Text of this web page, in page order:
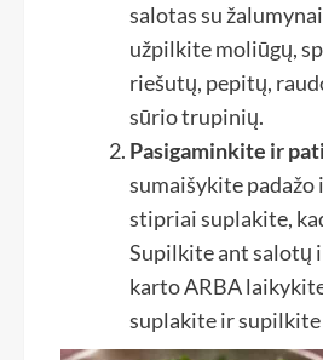
salotas su
užpilkite moliūgų,
riešutų, pepitų,
sūrio trupinių.
Pasigaminkite ir
sumaišykite
stipriai suplakite,
Supilkite ant salotų
karto ARBA
suplakite ir